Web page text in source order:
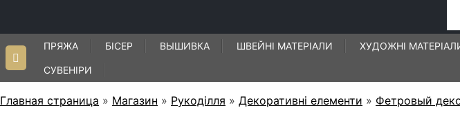
ПРЯЖА БІСЕР ВЫШИВКА ШВЕЙНІ МАТЕРІАЛИ ХУДОЖНІ
СУВЕНІРИ
Главная страница » Магазин » Рукоділля » Декоративні елементи » Фетровый